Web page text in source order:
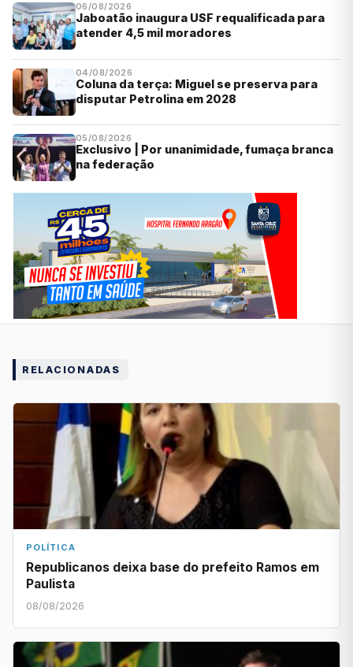
06/08/2026
Jaboatão inaugura USF requalificada para
atender 4,5 mil moradores
04/08/2026
Coluna da terça: Miguel se preserva para
disputar Petrolina em 2028
05/08/2026
Exclusivo | Por unanimidade, fumaça branca
na federação
RELACIONADAS
POLÍTICA
Republicanos deixa base do prefeito Ramos em
Paulista
08/08/2026